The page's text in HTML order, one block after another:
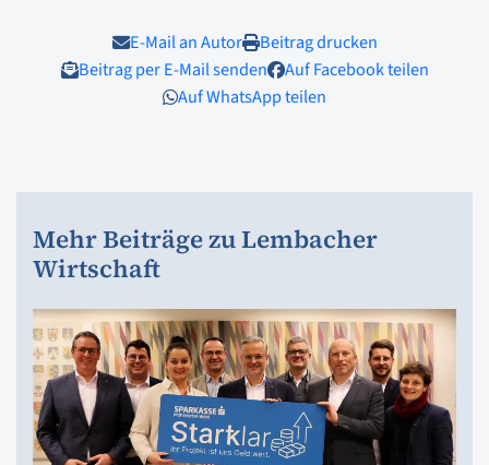
E-Mail an Autor
Beitrag drucken
Beitrag per E-Mail senden
Auf Facebook teilen
Auf WhatsApp teilen
Mehr Beiträge zu Lembacher
Wirtschaft